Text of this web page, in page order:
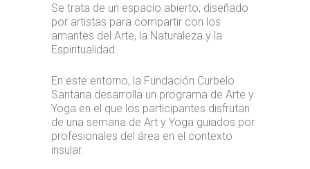
Se trata de un espacio abierto, diseñado
por artistas para compartir con los
amantes del Arte, la Naturaleza y la
Espiritualidad.
En este entorno, la Fundación Curbelo
Santana desarrolla un programa de Arte y
Yoga en el que los participantes disfrutan
de una semana de Art y Yoga guiados por
profesionales del área en el contexto
insular.